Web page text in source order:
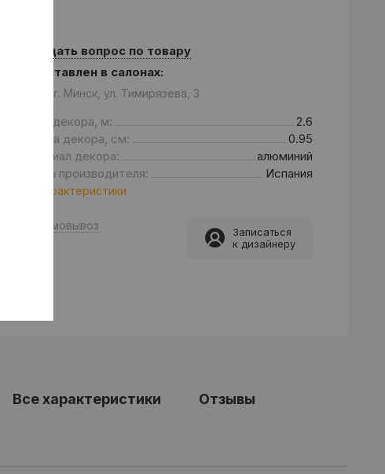
Задать вопрос по товару
Представлен в салонах:
Салон: г. Минск, ул. Тимирязева, 3
Длина декора, м:
2.6
Глубина декора, см:
0.95
Материал декора:
алюминий
Страна производителя:
Испания
Все характеристики
Самовывоз
Записаться
к дизайнеру
Все характеристики Отзывы